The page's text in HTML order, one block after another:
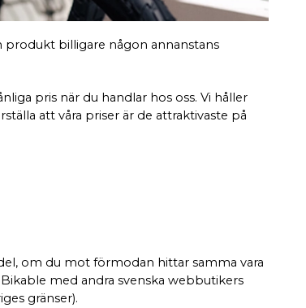
produkt billigare någon annanstans
pris när du handlar hos oss. Vi håller
att våra priser är de attraktivaste på
om du mot förmodan hittar samma vara
med andra svenska webbutikers
gränser).